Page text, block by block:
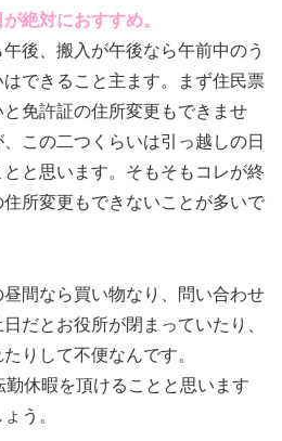
絶対におすすめ。
後、搬入が午後なら午前中のう
できること主ます。まず住民票
免許証の住所変更もできませ
この二つくらいは引っ越しの日
と思います。そもそもコレが終
所変更もできないことが多いで
間なら買い物なり、問い合わせ
だとお役所が閉まっていたり、
りして不便なんです。
休暇を頂けることと思います
う。